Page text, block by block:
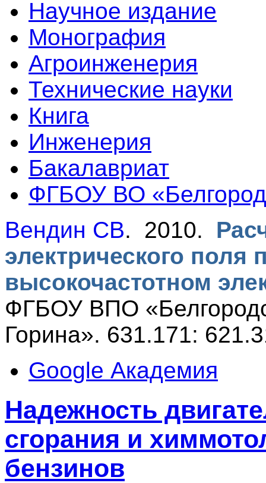
Научное издание
Монография
Агроинженерия
Технические науки
Книга
Инженерия
Бакалавриат
ФГБОУ ВО
Вендин СВ. 2010.
электрического поля
высокочастотном
ФГБОУ ВПО
Горина». 631.171:
Google Академия
Надежность
сгорания и
бензинов